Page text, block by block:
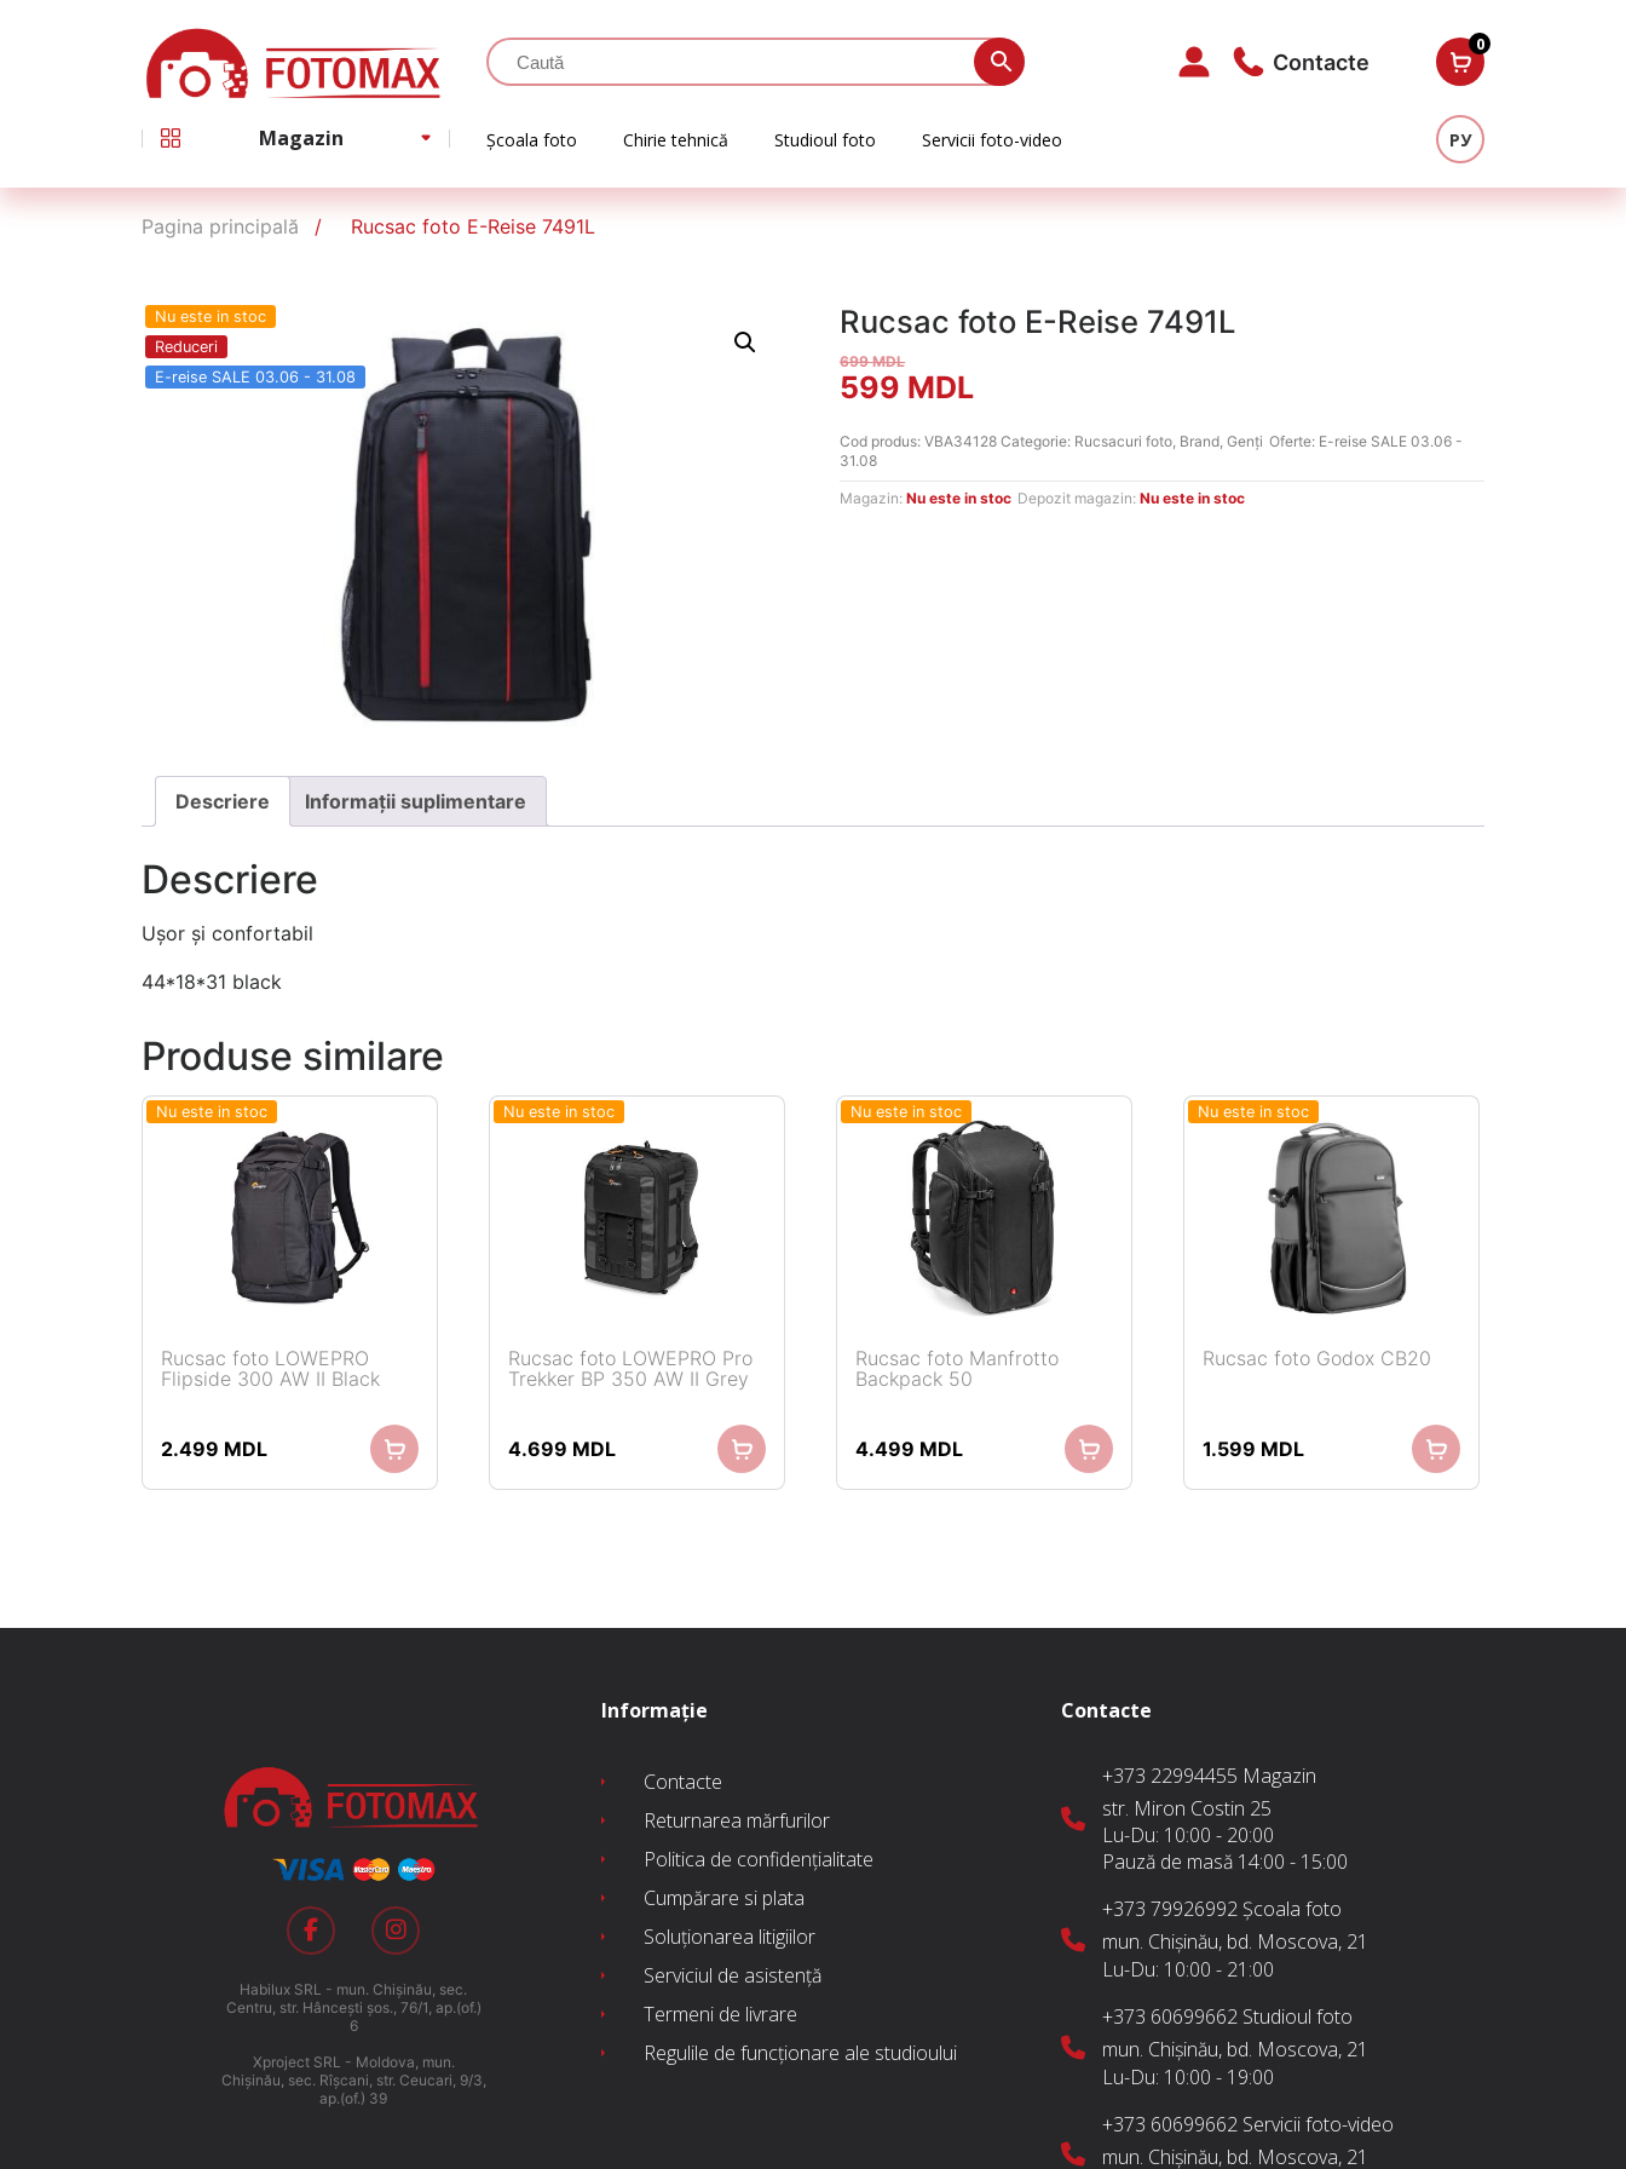
Contacte
0
Magazin Școala foto Chirie tehnică Studioul foto Servicii foto-video РУ
Pagina principală Rucsac foto E-Reise 7491L
Nu este in stoc
Reduceri
E-reise SALE 03.06 - 31.08
Rucsac foto E-Reise 7491L
699MDL
Prețul
inițial
a
599 MDLPrețul
curent
este:
Cod produs:VBA34128Categorie: Rucsacuri foto, Brand,Genți Oferte: E-reise SALE 03.06 -
31.08
Magazin:Nu este in stoc Depozit magazin:Nu este in stoc
Descriere Informații suplimentare
Descriere
Ușor și confortabil
44*18*31 black
Produse similare
Nu este in stoc
Rucsac foto LOWEPRO
Flipside 300 AW II Black
2.499 MDL
Nu este in stoc
Rucsac foto LOWEPRO Pro
Trekker BP 350 AW II Grey
4.699 MDL
Nu este in stoc
Rucsac foto Manfrotto
Backpack 50
4.499 MDL
Nu este in stoc
Rucsac foto Godox CB20
1.599 MDL
Habilux SRL - mun. Chişinău, sec.
Centru, str. Hânceşti şos., 76/1, ap.(of.)
6
Xproject SRL - Moldova, mun.
Chişinău, sec. Rîşcani, str. Ceucari, 9/3,
ap.(of.) 39
Informație
Contacte
Returnarea mărfurilor
Politica de confidențialitate
Cumpărare si plata
Soluționarea litigiilor
Serviciul de asistență
Termeni de livrare
Regulile de funcționare ale studioului
Contacte
+373 22994455 Magazin
str. Miron Costin 25
Lu-Du: 10:00 - 20:00
Pauză de masă 14:00 - 15:00
+373 79926992 Școala foto
mun. Chișinău, bd. Moscova, 21
Lu-Du: 10:00 - 21:00
+373 60699662 Studioul foto
mun. Chișinău, bd. Moscova, 21
Lu-Du: 10:00 - 19:00
+373 60699662 Servicii foto-video
mun. Chișinău, bd. Moscova, 21